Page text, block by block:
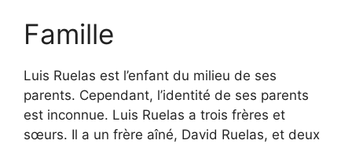
Famille
Luis Ruelas est l’enfant du milieu de ses
parents. Cependant, l’identité de ses parents
est inconnue. Luis Ruelas a trois frères et
sœurs. Il a un frère aîné, David Ruelas, et deux